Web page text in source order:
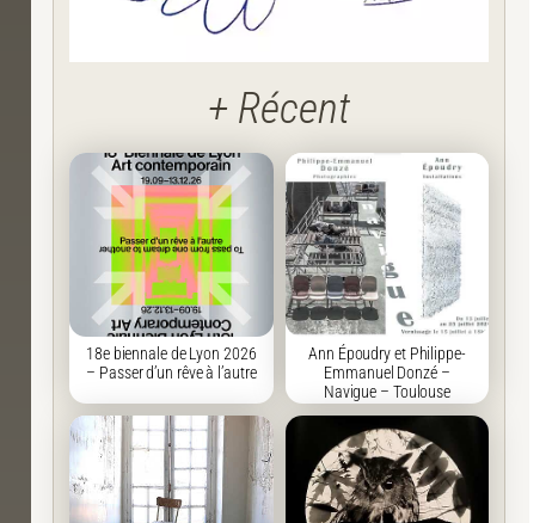
+ Récent
18e biennale de Lyon 2026
– Passer d’un rêve à l’autre
Ann Époudry et Philippe-
Emmanuel Donzé –
Navigue – Toulouse